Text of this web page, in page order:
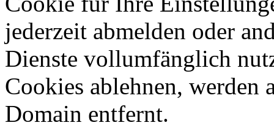
jederzeit abmelden oder
Dienste vollumfänglich
Cookies ablehnen, werden
Domain entfernt.